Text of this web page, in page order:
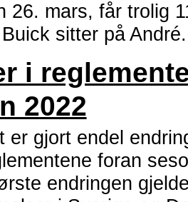
26. mars, får trolig
Buick sitter på
i
2022
er gjort endel
foran
endringen